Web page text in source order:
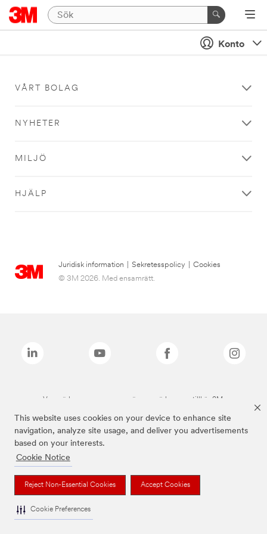
This website uses cookies on your device to enhance site
navigation, analyze site usage, and deliver you advertisements
based on your interests.
Cookie Notice
Reject Non-Essential Cookies Accept Cookies
Cookie Preferences
Konto
VÅRT BOLAG
NYHETER
MILJÖ
HJÄLP
Juridisk information Sekretesspolicy
Cookies
© 3M 2026. Med ensamrätt.
Varumärken som anges ovan är varumärken som tillhör 3M.